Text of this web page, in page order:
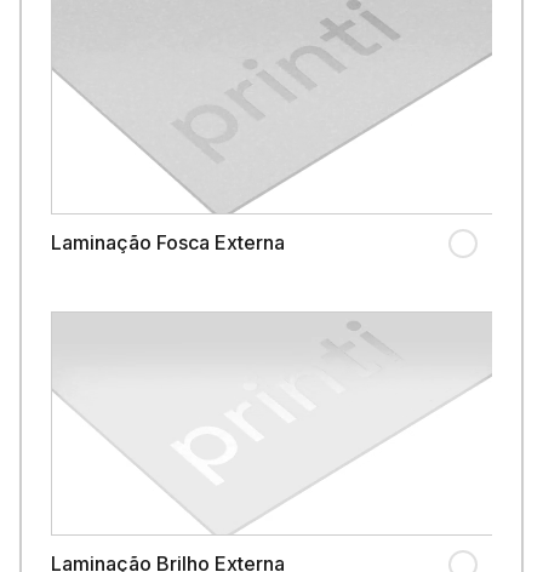
Laminação Fosca Externa
Laminação Brilho Externa